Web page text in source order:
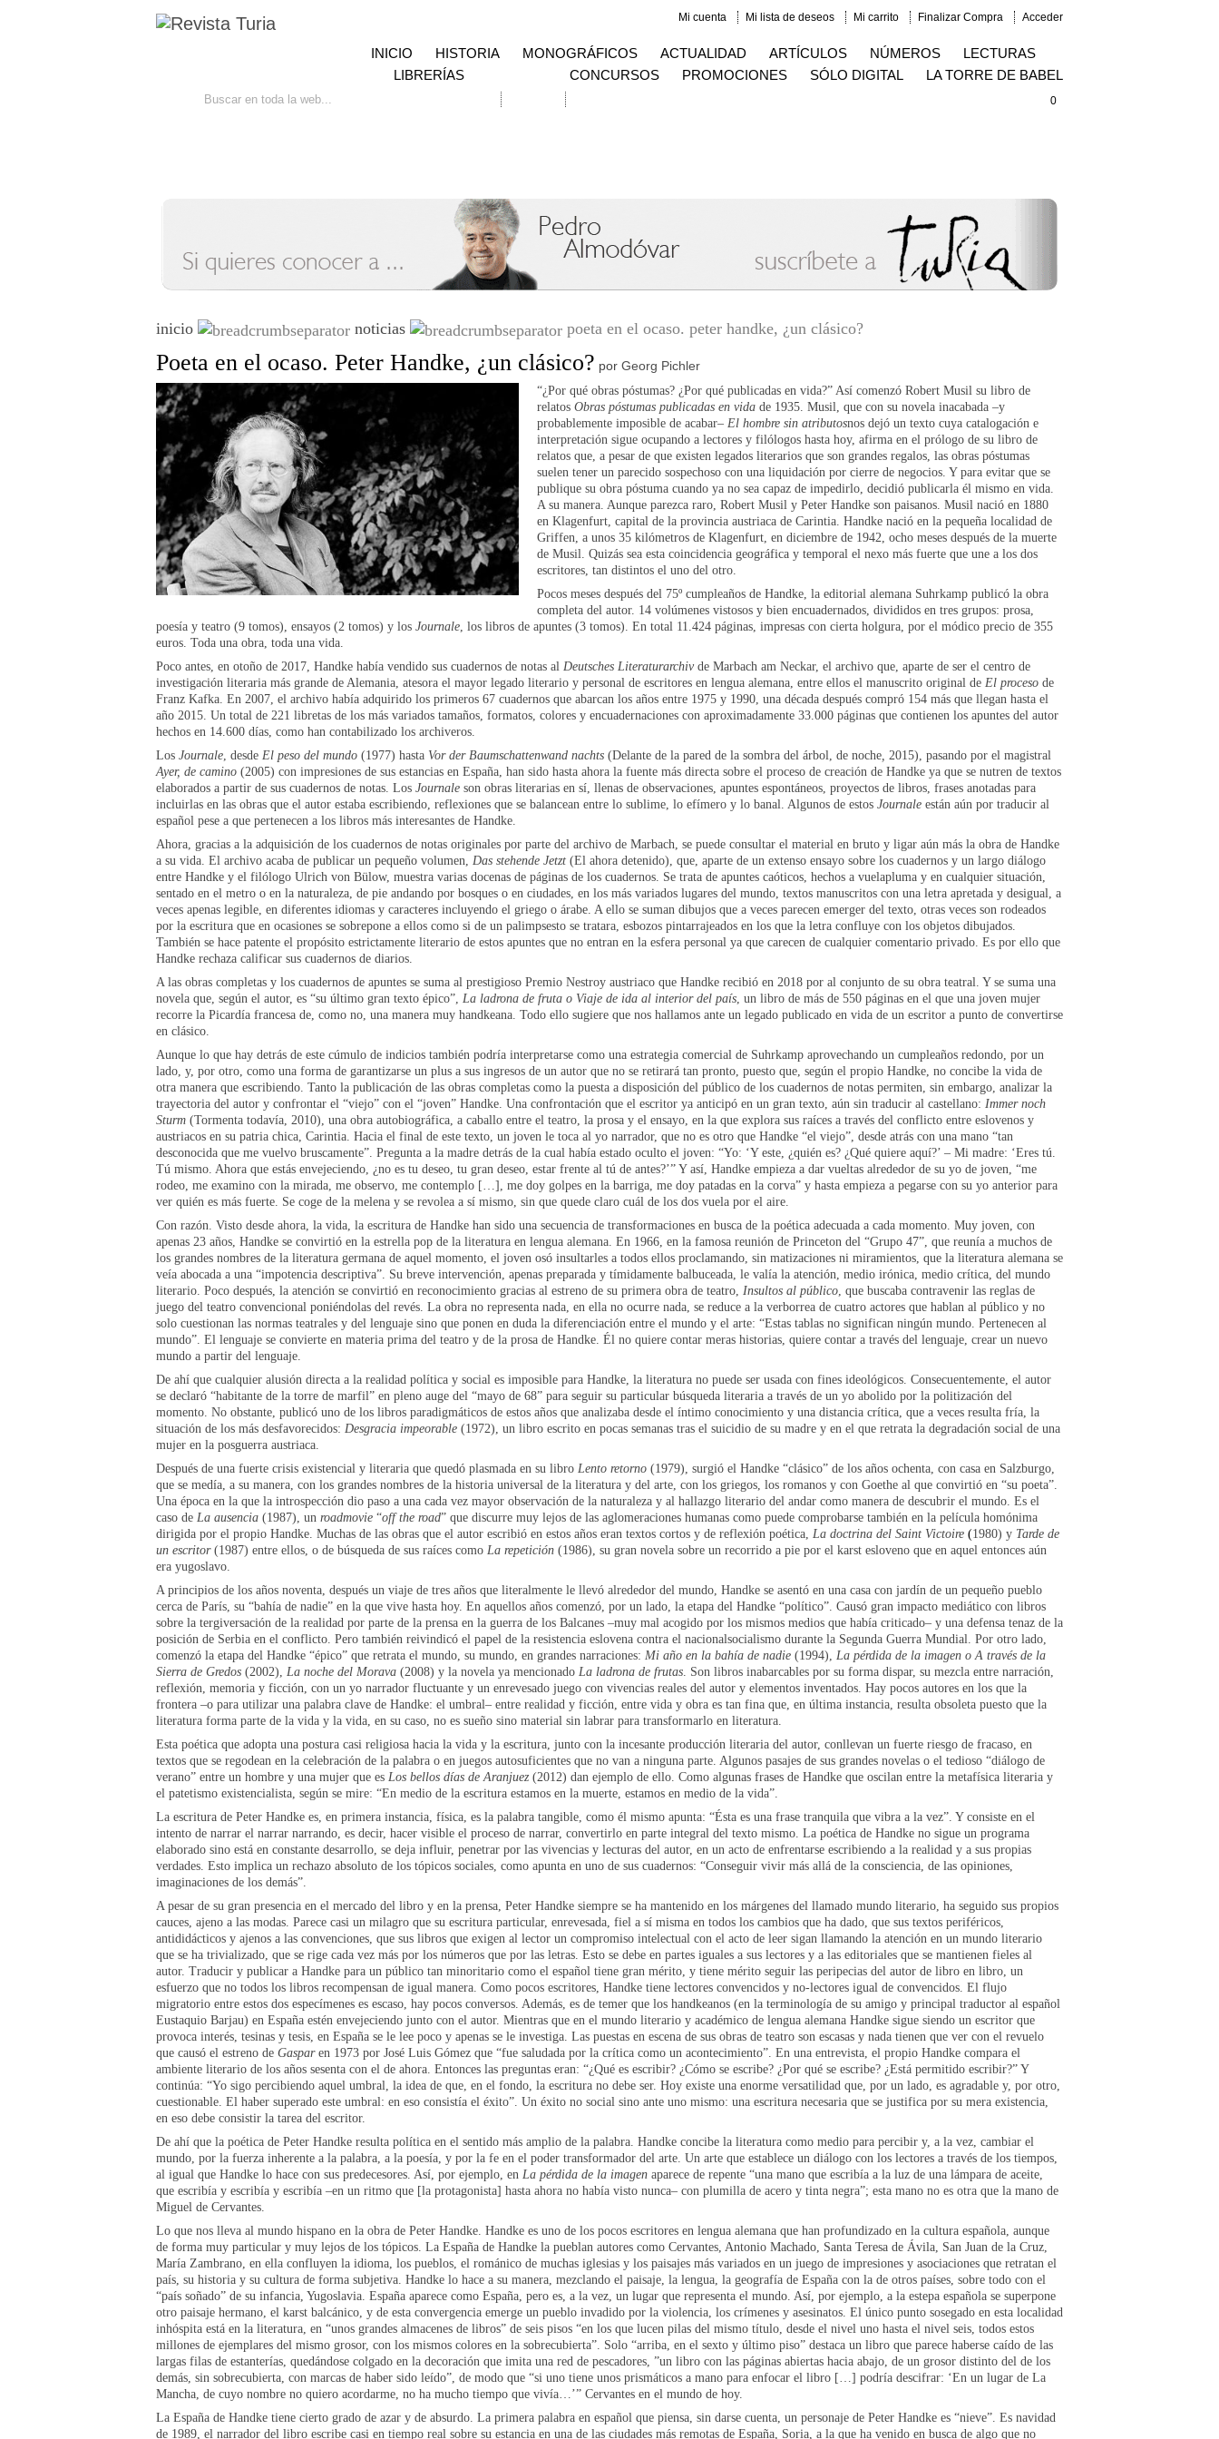
Mi cuenta Mi lista de deseos Mi carrito Finalizar Compra Acceder
INICIO HISTORIA MONOGRÁFICOS ACTUALIDAD ARTÍCULOS NÚMEROS
LECTURAS
LIBRERÍAS
CONCURSOS PROMOCIONES SÓLO DIGITAL LA TORRE DE BABEL
0
inicio noticias poeta en el ocaso. peter handke, ¿un clásico?
Poeta en el ocaso. Peter Handke, ¿un clásico? por Georg Pichler
“¿Por qué obras póstumas? ¿Por qué publicadas en vida?” Así comenzó Robert Musil su libro de
relatos Obras póstumas publicadas en vida de 1935. Musil, que con su novela inacabada –y
probablemente imposible de acabar– El hombre sin atributosnos dejó un texto cuya catalogación e
interpretación sigue ocupando a lectores y filólogos hasta hoy, afirma en el prólogo de su libro de
relatos que, a pesar de que existen legados literarios que son grandes regalos, las obras póstumas
suelen tener un parecido sospechoso con una liquidación por cierre de negocios. Y para evitar que se
publique su obra póstuma cuando ya no sea capaz de impedirlo, decidió publicarla él mismo en vida.
A su manera. Aunque parezca raro, Robert Musil y Peter Handke son paisanos. Musil nació en 1880
en Klagenfurt, capital de la provincia austriaca de Carintia. Handke nació en la pequeña localidad de
Griffen, a unos 35 kilómetros de Klagenfurt, en diciembre de 1942, ocho meses después de la muerte
de Musil. Quizás sea esta coincidencia geográfica y temporal el nexo más fuerte que une a los dos
escritores, tan distintos el uno del otro.
Pocos meses después del 75º cumpleaños de Handke, la editorial alemana Suhrkamp publicó la obra
completa del autor. 14 volúmenes vistosos y bien encuadernados, divididos en tres grupos: prosa,
poesía y teatro (9 tomos), ensayos (2 tomos) y los Journale , los libros de apuntes (3 tomos). En total 11.424 páginas, impresas con cierta holgura, por el módico precio de 355
euros. Toda una obra, toda una vida.
Poco antes, en otoño de 2017, Handke había vendido sus cuadernos de notas al Deutsches Literaturarchivde Marbach am Neckar, el archivo que, aparte de ser el centro de
investigación literaria más grande de Alemania, atesora el mayor legado literario y personal de escritores en lengua alemana, entre ellos el manuscrito original de El proceso de
Franz Kafka. En 2007, el archivo había adquirido los primeros 67 cuadernos que abarcan los años entre 1975 y 1990, una década después compró 154 más que llegan hasta el
año 2015. Un total de 221 libretas de los más variados tamaños, formatos, colores y encuadernaciones con aproximadamente 33.000 páginas que contienen los apuntes del autor
hechos en 14.600 días, como han contabilizado los archiveros.
Los Journale , desde El peso del mundo (1977) hasta Vor der Baumschattenwand nachts (Delante de la pared de la sombra del árbol, de noche 2015), pasando por el magistral
Ayer, de camino (2005) con impresiones de sus estancias en España, han sido hasta ahora la fuente más directa sobre el proceso de creación de Handke ya que se nutren de textos
elaborados a partir de sus cuadernos de notas. Los Journale son obras literarias en sí, llenas de observaciones, apuntes espontáneos, proyectos de libros, frases anotadas para
incluirlas en las obras que el autor estaba escribiendo, reflexiones que se balancean entre lo sublime, lo efímero y lo banal. Algunos de estos Journale están aún por traducir al
español pese a que pertenecen a los libros más interesantes de Handke.
Ahora, gracias a la adquisición de los cuadernos de notas originales por parte del archivo de Marbach, se puede consultar el material en bruto y ligar aún más la obra de Handke
a su vida. El archivo acaba de publicar un pequeño volumen, Das stehende Jetzt (El ahora detenido), que, aparte de un extenso ensayo sobre los cuadernos y un largo diálogo
entre Handke y el filólogo Ulrich von Bülow, muestra varias docenas de páginas de los cuadernos. Se trata de apuntes caóticos, hechos a vuelapluma y en cualquier situación,
sentado en el metro o en la naturaleza, de pie andando por bosques o en ciudades, en los más variados lugares del mundo, textos manuscritos con una letra apretada y desigual, a
veces apenas legible, en diferentes idiomas y caracteres incluyendo el griego o árabe. A ello se suman dibujos que a veces parecen emerger del texto, otras veces son rodeados
por la escritura que en ocasiones se sobrepone a ellos como si de un palimpsesto se tratara, esbozos pintarrajeados en los que la letra confluye con los objetos dibujados.
También se hace patente el propósito estrictamente literario de estos apuntes que no entran en la esfera personal ya que carecen de cualquier comentario privado. Es por ello que
Handke rechaza calificar sus cuadernos de diarios.
A las obras completas y los cuadernos de apuntes se suma al prestigioso Premio Nestroy austriaco que Handke recibió en 2018 por al conjunto de su obra teatral. Y se suma una
novela que, según el autor, es “su último gran texto épico”, La ladrona de fruta o Viaje de ida al interior del país , un libro de más de 550 páginas en el que una joven mujer
recorre la Picardía francesa de, como no, una manera muy handkeana. Todo ello sugiere que nos hallamos ante un legado publicado en vida de un escritor a punto de convertirse
en clásico.
Aunque lo que hay detrás de este cúmulo de indicios también podría interpretarse como una estrategia comercial de Suhrkamp aprovechando un cumpleaños redondo, por un
lado, y, por otro, como una forma de garantizarse un plus a sus ingresos de un autor que no se retirará tan pronto, puesto que, según el propio Handke, no concibe la vida de
otra manera que escribiendo. Tanto la publicación de las obras completas como la puesta a disposición del público de los cuadernos de notas permiten, sin embargo, analizar la
trayectoria del autor y confrontar el “viejo” con el “joven” Handke. Una confrontación que el escritor ya anticipó en un gran texto, aún sin traducir al castellano: Immer noch
Sturm (Tormenta todavía, 2010), una obra autobiográfica, a caballo entre el teatro, la prosa y el ensayo, en la que explora sus raíces a través del conflicto entre eslovenos y
austriacos en su patria chica, Carintia. Hacia el final de este texto, un joven le toca al yo narrador, que no es otro que Handke “el viejo”, desde atrás con una mano “tan
desconocida que me vuelvo bruscamente”. Pregunta a la madre detrás de la cual había estado oculto el joven: “Yo: ‘Y este, ¿quién es? ¿Qué quiere aquí?’ – Mi madre: ‘Eres tú.
Tú mismo. Ahora que estás envejeciendo, ¿no es tu deseo, tu gran deseo, estar frente al tú de antes?’” Y así, Handke empieza a dar vueltas alrededor de su yo de joven, “me
rodeo, me examino con la mirada, me observo, me contemplo […], me doy golpes en la barriga, me doy patadas en la corva” y hasta empieza a pegarse con su yo anterior para
ver quién es más fuerte. Se coge de la melena y se revolea a sí mismo, sin que quede claro cuál de los dos vuela por el aire.
Con razón. Visto desde ahora, la vida, la escritura de Handke han sido una secuencia de transformaciones en busca de la poética adecuada a cada momento. Muy joven, con
apenas 23 años, Handke se convirtió en la estrella pop de la literatura en lengua alemana. En 1966, en la famosa reunión de Princeton del “Grupo 47”, que reunía a muchos de
los grandes nombres de la literatura germana de aquel momento, el joven osó insultarles a todos ellos proclamando, sin matizaciones ni miramientos, que la literatura alemana se
veía abocada a una “impotencia descriptiva”. Su breve intervención, apenas preparada y tímidamente balbuceada, le valía la atención, medio irónica, medio crítica, del mundo
literario. Poco después, la atención se convirtió en reconocimiento gracias al estreno de su primera obra de teatro, Insultos al público , que buscaba contravenir las reglas de
juego del teatro convencional poniéndolas del revés. La obra no representa nada, en ella no ocurre nada, se reduce a la verborrea de cuatro actores que hablan al público y no
solo cuestionan las normas teatrales y del lenguaje sino que ponen en duda la diferenciación entre el mundo y el arte: “Estas tablas no significan ningún mundo. Pertenecen al
mundo”. El lenguaje se convierte en materia prima del teatro y de la prosa de Handke. Él no quiere contar meras historias, quiere contar a través del lenguaje, crear un nuevo
mundo a partir del lenguaje.
De ahí que cualquier alusión directa a la realidad política y social es imposible para Handke, la literatura no puede ser usada con fines ideológicos. Consecuentemente, el autor
se declaró “habitante de la torre de marfil” en pleno auge del “mayo de 68” para seguir su particular búsqueda literaria a través de un yo abolido por la politización del
momento. No obstante, publicó uno de los libros paradigmáticos de estos años que analizaba desde el íntimo conocimiento y una distancia crítica, que a veces resulta fría, la
situación de los más desfavorecidos: Desgracia impeorable (1972), un libro escrito en pocas semanas tras el suicidio de su madre y en el que retrata la degradación social de una
mujer en la posguerra austriaca.
Después de una fuerte crisis existencial y literaria que quedó plasmada en su libro Lento retorno (1979), surgió el Handke “clásico” de los años ochenta, con casa en Salzburgo,
que se medía, a su manera, con los grandes nombres de la historia universal de la literatura y del arte, con los griegos, los romanos y con Goethe al que convirtió en “su poeta”.
Una época en la que la introspección dio paso a una cada vez mayor observación de la naturaleza y al hallazgo literario del andar como manera de descubrir el mundo. Es el
caso de La ausencia (1987), un roadmovie “off the road” que discurre muy lejos de las aglomeraciones humanas como puede comprobarse también en la película homónima
dirigida por el propio Handke. Muchas de las obras que el autor escribió en estos años eran textos cortos y de reflexión poética, La doctrina del Saint Victoire (1980) y Tarde de
un escritor (1987) entre ellos, o de búsqueda de sus raíces como La repetición (1986), su gran novela sobre un recorrido a pie por el karst esloveno que en aquel entonces aún
era yugoslavo.
A principios de los años noventa, después un viaje de tres años que literalmente le llevó alrededor del mundo, Handke se asentó en una casa con jardín de un pequeño pueblo
cerca de París, su “bahía de nadie” en la que vive hasta hoy. En aquellos años comenzó, por un lado, la etapa del Handke “político”. Causó gran impacto mediático con libros
sobre la tergiversación de la realidad por parte de la prensa en la guerra de los Balcanes –muy mal acogido por los mismos medios que había criticado– y una defensa tenaz de la
posición de Serbia en el conflicto. Pero también reivindicó el papel de la resistencia eslovena contra el nacionalsocialismo durante la Segunda Guerra Mundial. Por otro lado,
comenzó la etapa del Handke “épico” que retrata el mundo, su mundo, en grandes narraciones: Mi año en la bahía de nadie (1994), La pérdida de la imagen o A través de la
Sierra de Gredos (2002), La noche del Morava (2008) y la novela ya mencionado La ladrona de frutas . Son libros inabarcables por su forma dispar, su mezcla entre narración,
reflexión, memoria y ficción, con un yo narrador fluctuante y un enrevesado juego con vivencias reales del autor y elementos inventados. Hay pocos autores en los que la
frontera –o para utilizar una palabra clave de Handke: el umbral– entre realidad y ficción, entre vida y obra es tan fina que, en última instancia, resulta obsoleta puesto que la
literatura forma parte de la vida y la vida, en su caso, no es sueño sino material sin labrar para transformarlo en literatura.
Esta poética que adopta una postura casi religiosa hacia la vida y la escritura, junto con la incesante producción literaria del autor, conllevan un fuerte riesgo de fracaso, en
textos que se regodean en la celebración de la palabra o en juegos autosuficientes que no van a ninguna parte. Algunos pasajes de sus grandes novelas o el tedioso “diálogo de
verano” entre un hombre y una mujer que es Los bellos días de Aranjuez (2012) dan ejemplo de ello. Como algunas frases de Handke que oscilan entre la metafísica literaria y
el patetismo existencialista, según se mire: “En medio de la escritura estamos en la muerte, estamos en medio de la vida”.
La escritura de Peter Handke es, en primera instancia, física, es la palabra tangible, como él mismo apunta: “Ésta es una frase tranquila que vibra a la vez”. Y consiste en el
intento de narrar el narrar narrando, es decir, hacer visible el proceso de narrar, convertirlo en parte integral del texto mismo. La poética de Handke no sigue un programa
elaborado sino está en constante desarrollo, se deja influir, penetrar por las vivencias y lecturas del autor, en un acto de enfrentarse escribiendo a la realidad y a sus propias
verdades. Esto implica un rechazo absoluto de los tópicos sociales, como apunta en uno de sus cuadernos: “Conseguir vivir más allá de la consciencia, de las opiniones,
imaginaciones de los demás”.
A pesar de su gran presencia en el mercado del libro y en la prensa, Peter Handke siempre se ha mantenido en los márgenes del llamado mundo literario, ha seguido sus propios
cauces, ajeno a las modas. Parece casi un milagro que su escritura particular, enrevesada, fiel a sí misma en todos los cambios que ha dado, que sus textos periféricos,
antididácticos y ajenos a las convenciones, que sus libros que exigen al lector un compromiso intelectual con el acto de leer sigan llamando la atención en un mundo literario
que se ha trivializado, que se rige cada vez más por los números que por las letras. Esto se debe en partes iguales a sus lectores y a las editoriales que se mantienen fieles al
autor. Traducir y publicar a Handke para un público tan minoritario como el español tiene gran mérito, y tiene mérito seguir las peripecias del autor de libro en libro, un
esfuerzo que no todos los libros recompensan de igual manera. Como pocos escritores, Handke tiene lectores convencidos y no-lectores igual de convencidos. El flujo
migratorio entre estos dos especímenes es escaso, hay pocos conversos. Además, es de temer que los handkeanos (en la terminología de su amigo y principal traductor al español
Eustaquio Barjau) en España estén envejeciendo junto con el autor. Mientras que en el mundo literario y académico de lengua alemana Handke sigue siendo un escritor que
provoca interés, tesinas y tesis, en España se le lee poco y apenas se le investiga. Las puestas en escena de sus obras de teatro son escasas y nada tienen que ver con el revuelo
que causó el estreno de Gasparen 1973 por José Luis Gómez que “fue saludada por la crítica como un acontecimiento”. En una entrevista, el propio Handke compara el
ambiente literario de los años sesenta con el de ahora. Entonces las preguntas eran: “¿Qué es escribir? ¿Cómo se escribe? ¿Por qué se escribe? ¿Está permitido escribir?” Y
continúa: “Yo sigo percibiendo aquel umbral, la idea de que, en el fondo, la escritura no debe ser. Hoy existe una enorme versatilidad que, por un lado, es agradable y, por otro,
cuestionable. El haber superado este umbral: en eso consistía el éxito”. Un éxito no social sino ante uno mismo: una escritura necesaria que se justifica por su mera existencia,
en eso debe consistir la tarea del escritor.
De ahí que la poética de Peter Handke resulta política en el sentido más amplio de la palabra. Handke concibe la literatura como medio para percibir y, a la vez, cambiar el
mundo, por la fuerza inherente a la palabra, a la poesía, y por la fe en el poder transformador del arte. Un arte que establece un diálogo con los lectores a través de los tiempos,
al igual que Handke lo hace con sus predecesores. Así, por ejemplo, en La pérdida de la imagen aparece de repente “una mano que escribía a la luz de una lámpara de aceite,
que escribía y escribía y escribía –en un ritmo que [la protagonista] hasta ahora no había visto nunca– con plumilla de acero y tinta negra”; esta mano no es otra que la mano de
Miguel de Cervantes.
Lo que nos lleva al mundo hispano en la obra de Peter Handke. Handke es uno de los pocos escritores en lengua alemana que han profundizado en la cultura española, aunque
de forma muy particular y muy lejos de los tópicos. La España de Handke la pueblan autores como Cervantes, Antonio Machado, Santa Teresa de Ávila, San Juan de la Cruz,
María Zambrano, en ella confluyen la idioma, los pueblos, el románico de muchas iglesias y los paisajes más variados en un juego de impresiones y asociaciones que retratan el
país, su historia y su cultura de forma subjetiva. Handke lo hace a su manera, mezclando el paisaje, la lengua, la geografía de España con la de otros países, sobre todo con el
“país soñado” de su infancia, Yugoslavia. España aparece como España, pero es, a la vez, un lugar que representa el mundo. Así, por ejemplo, a la estepa española se superpone
otro paisaje hermano, el karst balcánico, y de esta convergencia emerge un pueblo invadido por la violencia, los crímenes y asesinatos. El único punto sosegado en esta localidad
inhóspita está en la literatura, en “unos grandes almacenes de libros” de seis pisos “en los que lucen pilas del mismo título, desde el nivel uno hasta el nivel seis, todos estos
millones de ejemplares del mismo grosor, con los mismos colores en la sobrecubierta”. Solo “arriba, en el sexto y último piso” destaca un libro que parece haberse caído de las
largas filas de estanterías, quedándose colgado en la decoración que imita una red de pescadores, ”un libro con las páginas abiertas hacia abajo, de un grosor distinto del de los
demás, sin sobrecubierta, con marcas de haber sido leído”, de modo que “si uno tiene unos prismáticos a mano para enfocar el libro […] podría descifrar: ‘En un lugar de La
Mancha, de cuyo nombre no quiero acordarme, no ha mucho tiempo que vivía…’” Cervantes en el mundo de hoy.
La España de Handke tiene cierto grado de azar y de absurdo. La primera palabra en español que piensa, sin darse cuenta, un personaje de Peter Handke es “nieve”. Es navidad
de 1989, el narrador del libro escribe casi en tiempo real sobre su estancia en una de las ciudades más remotas de España, Soria, a la que ha venido en busca de algo que no